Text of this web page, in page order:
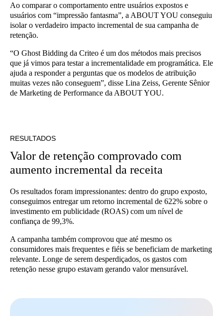
Ao comparar o comportamento entre usuários expostos e
usuários com “impressão fantasma”, a ABOUT YOU conseguiu
isolar o verdadeiro impacto incremental de sua campanha de
retenção.
“O Ghost Bidding da Criteo é um dos métodos mais precisos
que já vimos para testar a incrementalidade em programática. Ele
ajuda a responder a perguntas que os modelos de atribuição
muitas vezes não conseguem”, disse Lina Zeiss, Gerente Sênior
de Marketing de Performance da ABOUT YOU.
RESULTADOS
Valor de retenção comprovado com
aumento incremental da receita
Os resultados foram impressionantes: dentro do grupo exposto,
conseguimos entregar um retorno incremental de 622% sobre o
investimento em publicidade (ROAS) com um nível de
confiança de 99,3%.
A campanha também comprovou que até mesmo os
consumidores mais frequentes e fiéis se beneficiam de marketing
relevante. Longe de serem desperdiçados, os gastos com
retenção nesse grupo estavam gerando valor mensurável.